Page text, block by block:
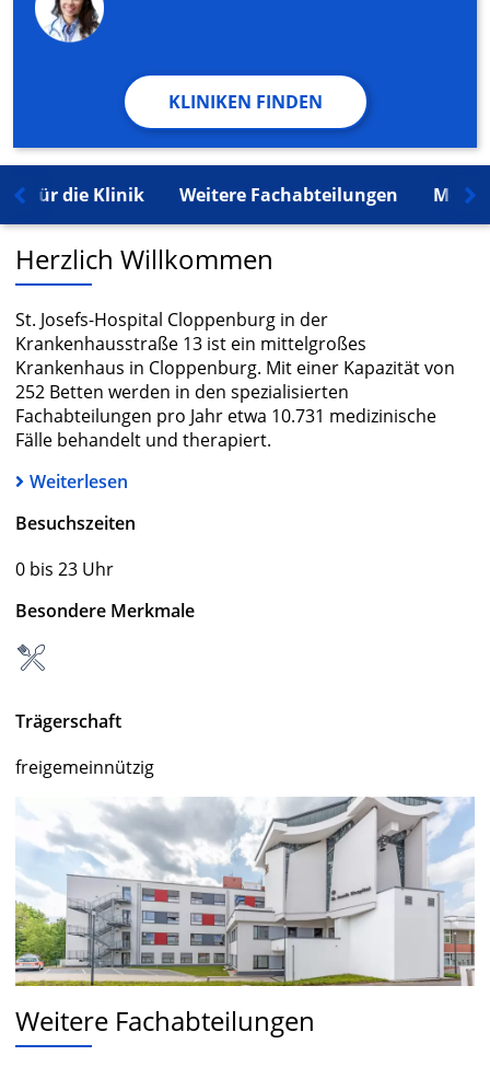
KLINIKEN FINDEN
Für die Klinik Weitere Fachabteilungen Mehr
Herzlich Willkommen
St. Josefs-Hospital Cloppenburg in der
Krankenhausstraße 13 ist ein mittelgroßes
Krankenhaus in Cloppenburg. Mit einer Kapazität von
252 Betten werden in den spezialisierten
Fachabteilungen pro Jahr etwa 10.731 medizinische
Fälle behandelt und therapiert.
Weiterlesen
Besuchszeiten
0 bis 23 Uhr
Besondere Merkmale
Trägerschaft
freigemeinnützig
Weitere Fachabteilungen